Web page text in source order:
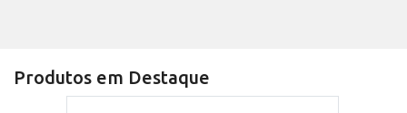
Produtos em Destaque